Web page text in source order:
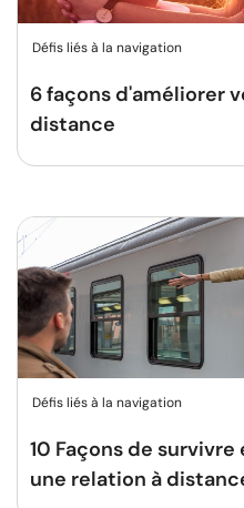
Défis liés à la navigation
6 façons d'améliorer
distance
Défis liés à la navigation
10 Façons de
une relation à